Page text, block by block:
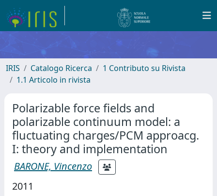
IRIS Catalogo Ricerca
1 Contributo su Rivista
1.1 Articolo in rivista
Polarizable force fields and
polarizable continuum model: a
fluctuating charges/PCM approacg.
I: theory and implementation
BARONE, Vincenzo
2011